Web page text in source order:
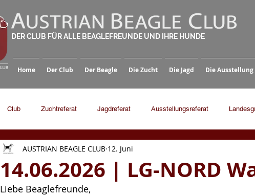
DER CLUB FÜR ALLE BEAGLEFREUNDE UND IHRE HUNDE
Home Der Club Der Beagle Die Zucht Die Jagd Die Ausstellung
Club Zuchtreferat Jagdreferat Ausstellungsreferat
14.06.2026 | LG-NORD
AUSTRIAN BEAGLE CLUB 12. Juni
Liebe Beaglefreunde,